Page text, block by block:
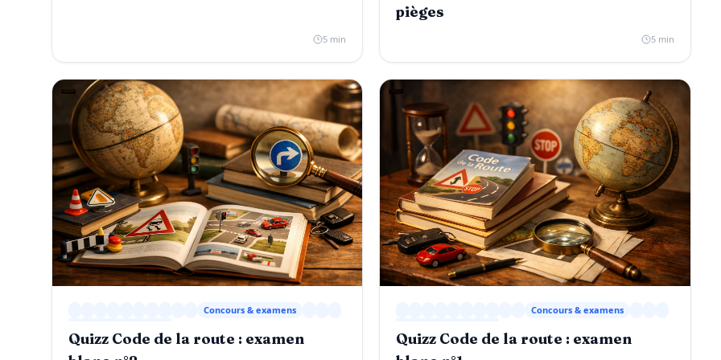
5 min
pièges
5 min
Concours & examens
Quizz Code de la route : examen
Concours & examens
Quizz Code de la route : examen